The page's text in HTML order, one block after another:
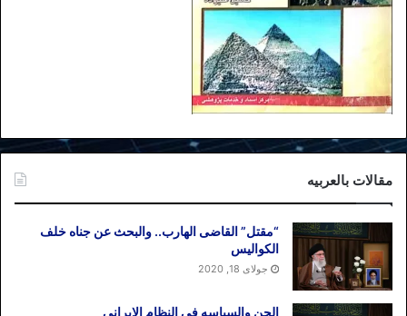
مقالات بالعربیه
“مقتل” القاضی الهارب.. والبحث عن جناه خلف
الکوالیس
جولای 18, 2020
الجن والسیاسه فی النظام اﻹیرانی